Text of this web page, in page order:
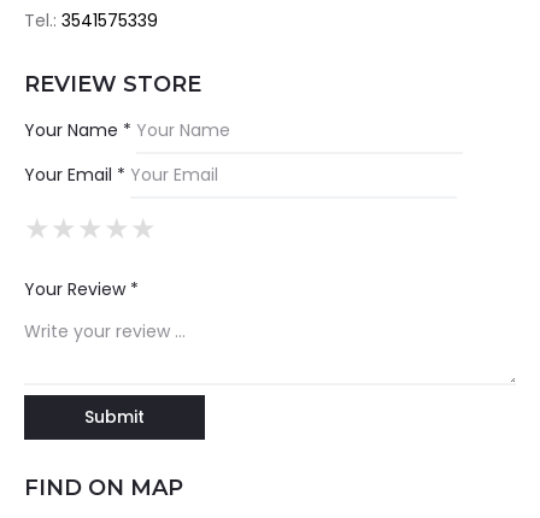
Tel.: 3541575339
REVIEW STORE
Your Name *
Your Email *
★
★★
★★★
★★★★
★★★★★
Your Review *
FIND ON MAP